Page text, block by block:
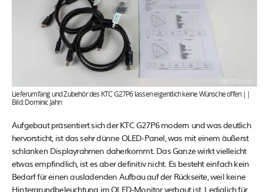
Lieferumfang und Zubehör des KTC G27P6 lassen eigentlich keine Wünsche offen ||
Bild: Dominic Jahn
Aufgebaut präsentiert sich der KTC G27P6 modern und was deutlich
hervorsticht, ist das sehr dünne OLED-Panel, was mit einem äußerst
schlanken Displayrahmen daherkommt. Das Ganze wirkt vielleicht
etwas empfindlich, ist es aber definitiv nicht. Es besteht einfach kein
Bedarf für einen ausladenden Aufbau auf der Rückseite, weil keine
Hintergrundbeleuchtung im OLED-Monitor verbaut ist. Lediglich für